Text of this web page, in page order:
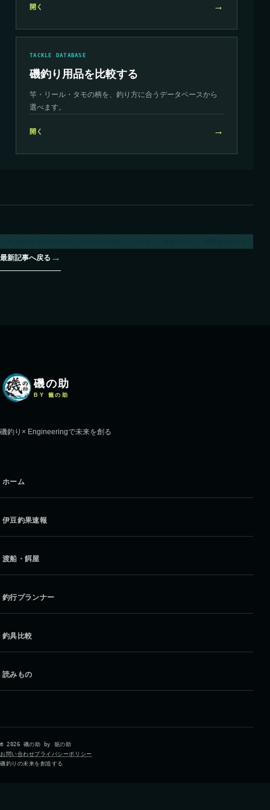
開く →
TACKLE DATABASE
磯釣り用品を比較する
竿・リール・タモの柄を、釣り方に合うデータベースから
選べます。
開く →
最新記事へ戻る →
磯の助
BY 籠の助
磯釣り× Engineeringで未来を創る
ホーム
伊豆釣果速報
渡船・餌屋
釣行プランナー
釣具比較
読みもの
© 2026 磯の助 by 籠の助
お問い合わせプライバシーポリシー
磯釣りの未来を創造する